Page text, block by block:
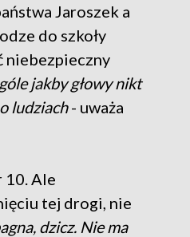
Jaroszek a
do szkoły
niebezpieczny
jakby głowy nikt
ludziach- uważa
10. Ale
tej drogi, nie
dzicz. Nie ma